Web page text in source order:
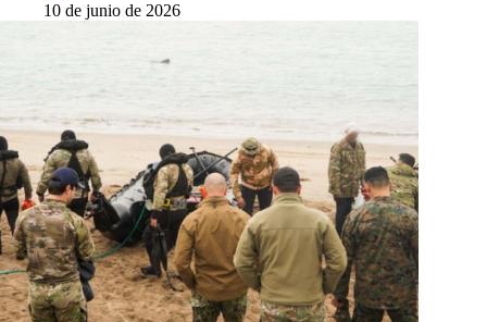
10 de junio de 2026